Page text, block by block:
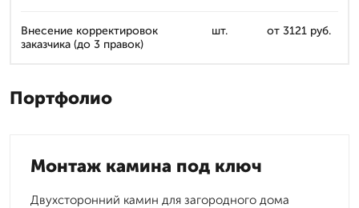
Внесение корректировок
заказчика (до 3 правок)
шт. от 3121 руб.
Портфолио
Монтаж камина под ключ
Двухсторонний камин для загородного дома